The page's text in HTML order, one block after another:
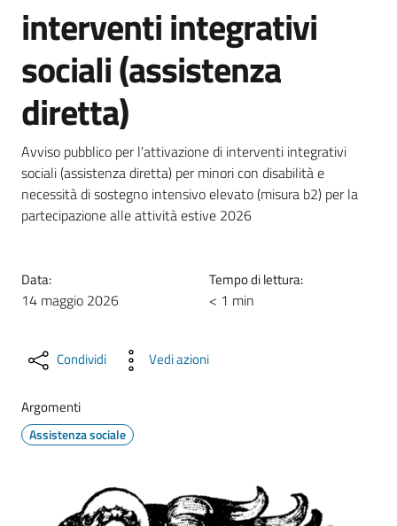
interventi integrativi
sociali (assistenza
diretta)
Avviso pubblico per l'attivazione di interventi integrativi
sociali (assistenza diretta) per minori con disabilità e
necessità di sostegno intensivo elevato (misura b2) per la
partecipazione alle attività estive 2026
Data:
14 maggio 2026
Tempo di lettura:
< 1 min
Condividi Vedi azioni
Argomenti
Assistenza sociale